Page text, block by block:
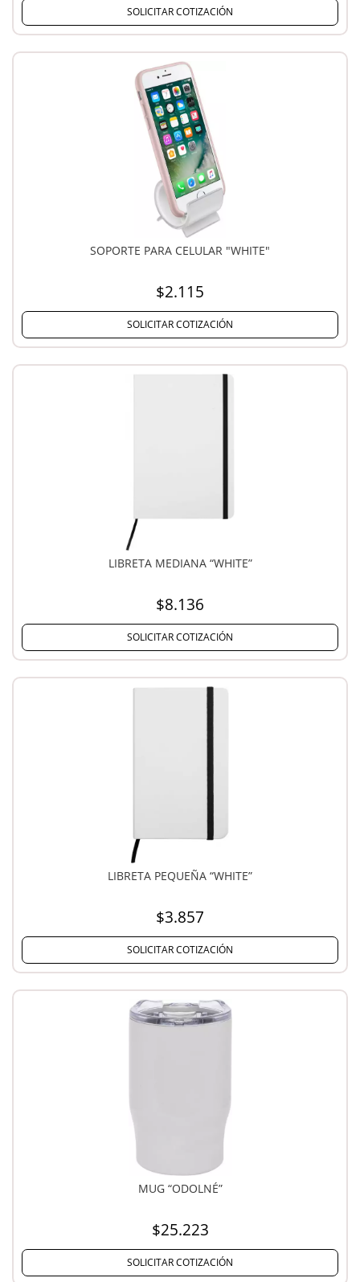
SOLICITAR COTIZACIÓN
SOPORTE PARA CELULAR "WHITE"
$2.115
SOLICITAR COTIZACIÓN
LIBRETA MEDIANA “WHITE”
$8.136
SOLICITAR COTIZACIÓN
LIBRETA PEQUEÑA “WHITE”
$3.857
SOLICITAR COTIZACIÓN
MUG “ODOLNÉ”
$25.223
SOLICITAR COTIZACIÓN